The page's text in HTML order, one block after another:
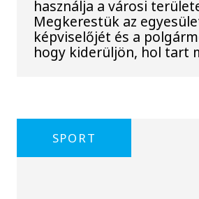
használja a városi
Megkerestük az
képviselőjét és a
hogy kiderüljön, hol tart
SPORT